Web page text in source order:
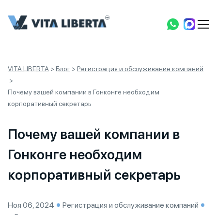
VITA LIBERTA > Блог > Регистрация и обслуживание компаний
>
Почему вашей компании в Гонконге необходим
корпоративный секретарь
Почему вашей компании в
Гонконге необходим
корпоративный секретарь
Ноя 06, 2024
Регистрация и обслуживание компаний